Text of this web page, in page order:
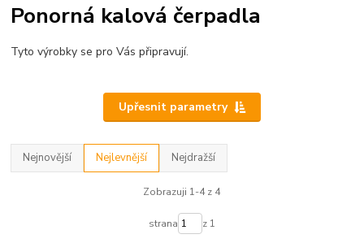
Ponorná kalová čerpadla
Tyto výrobky se pro Vás připravují.
Upřesnit parametry
Nejnovější Nejlevnější Nejdražší
Zobrazuji 1-4 z 4
strana z 1